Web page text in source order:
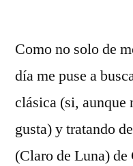
para
Como no solo de
día me puse a
clásica (si, aunque
gusta) y tratando
(Claro de Luna) de